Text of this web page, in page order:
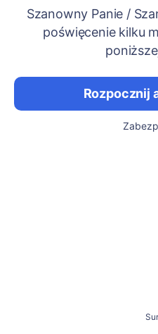
Szanowny Panie /
poświęcenie kilku
Rozpocznij